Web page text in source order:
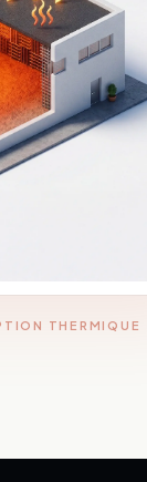
THERMIQUE